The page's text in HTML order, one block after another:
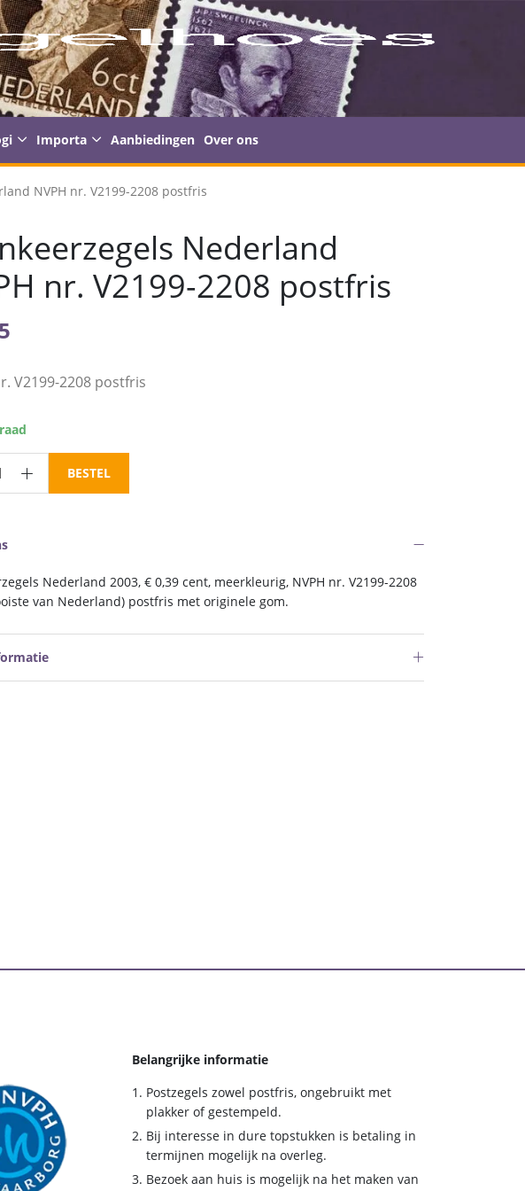
Importa Aanbiedingen Over ons
NVPH nr. V2199-2208 postfris
Nederland
nr. V2199-2208 postfris
V2199-2208 postfris
BESTEL
Nederland 2003, € 0,39 cent, meerkleurig, NVPH nr. V2199-2208
van Nederland) postfris met originele gom.
Belangrijke informatie
Postzegels zowel postfris, ongebruikt met
plakker of gestempeld.
Bij interesse in dure topstukken is betaling in
termijnen mogelijk na overleg.
Bezoek aan huis is mogelijk na het maken van